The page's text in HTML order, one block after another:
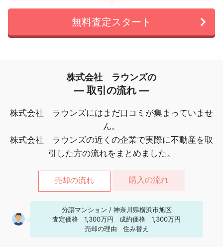
無料査定スタート
株式会社 ラウンズの
― 取引の流れ ―
株式会社 ラウンズにはまだ口コミが集まっていませ
ん。
株式会社 ラウンズの近くの企業で実際に不動産を取
引した方の流れをまとめました。
売却の流れ 購入の流れ
分譲マンション / 神奈川県横浜市旭区
査定価格
1,300万円 成約価格
1,300万円
売却の理由
住み替え